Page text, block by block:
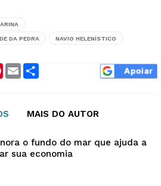
DA PEDRA NAVIO HELENÍSTICO
Pinterest
Email
MAIS DO AUTOR
o fundo do mar que ajuda a
sua economia